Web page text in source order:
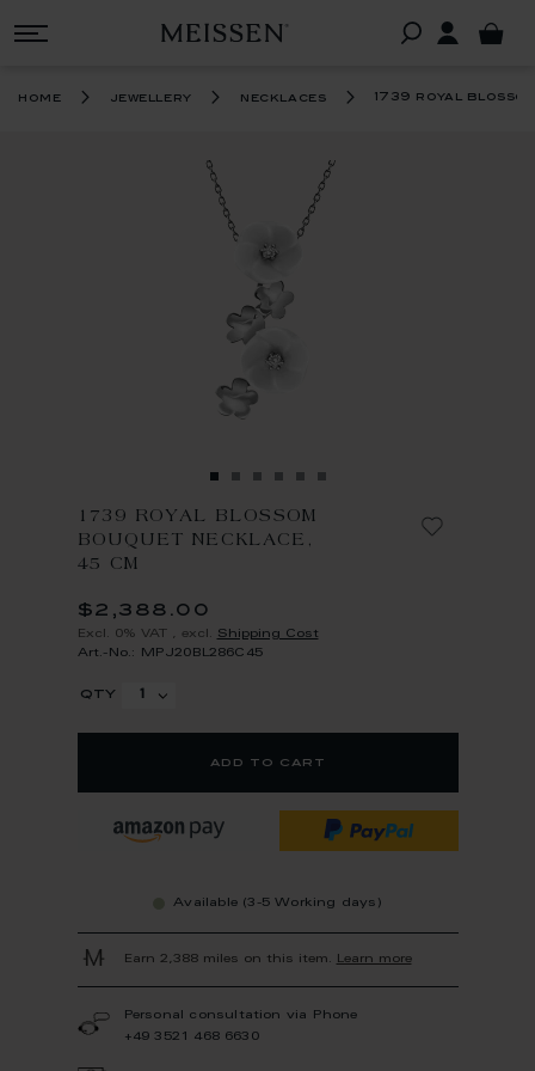
home jewellery necklaces 1739 royal
1739 ROYAL BLOSSOM
BOUQUET NECKLACE,
45 CM
$2,388.00
Excl. 0% VAT excl. Shipping Cost
Art.-No.: MPJ20BL286C45
qty
add to cart
Available (3-5 Working days)
Earn 2,388 miles on this item. Learn more
Personal consultation via Phone
+49 3521 468 6630